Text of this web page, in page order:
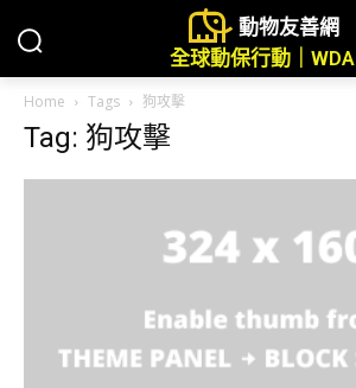
動物友善網
全球動保行動｜WDA
Home Tags 狗攻擊
Tag: 狗攻擊